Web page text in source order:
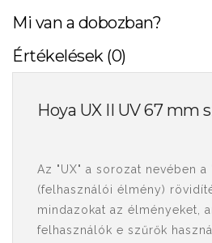
Mi van a dobozban?
Értékelések (0)
Hoya UX II UV 67 mm
Az "UX" a sorozat nevében a
(felhasználói élmény)
mindazokat az élményeket,
felhasználók e szűrők